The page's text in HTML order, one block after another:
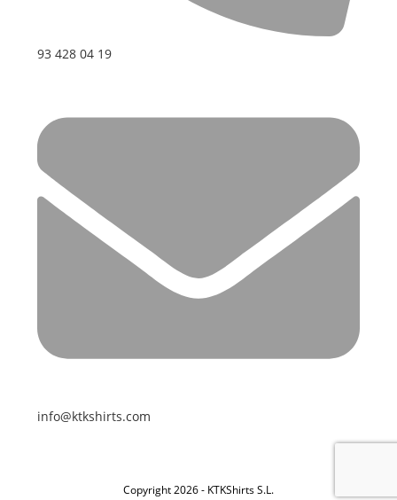
93 428 04 19
info@ktkshirts.com
Copyright 2026 - KTKShirts S.L.